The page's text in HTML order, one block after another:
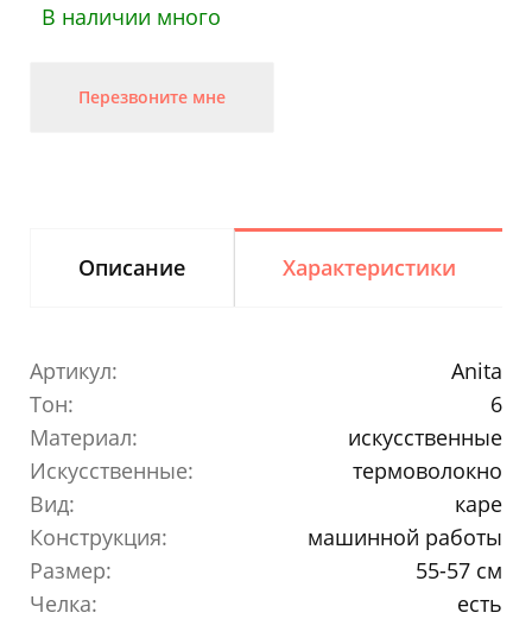
В наличии много
Перезвоните мне
Описание Характеристики
Артикул:
Anita
Тон:
6
Материал:
искусственные
Искусственные:
термоволокно
Вид:
каре
Конструкция:
машинной работы
Размер:
55-57 см
Челка:
есть